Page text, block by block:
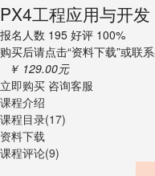
PX4工程应用与开发
报名人数 195 好评 100%
购买后请点击“资料下载”或联
￥ 129.00元
立即购买 咨询客服
课程介绍
课程目录(17)
资料下载
课程评论(9)